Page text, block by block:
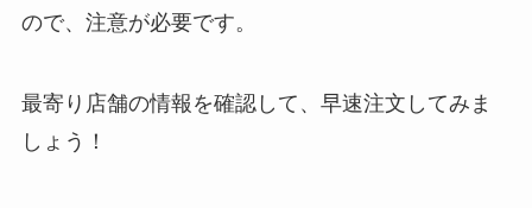
ので、注意が必要です。
最寄り店舗の情報を確認して、早速注文してみま
しょう！